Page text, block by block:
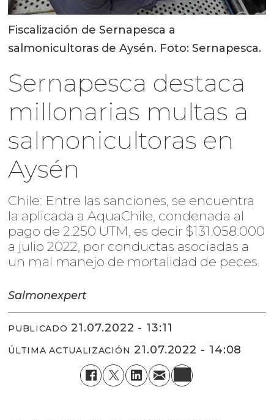
Fiscalización de Sernapesca a
salmonicultoras de Aysén. Foto: Sernapesca.
Sernapesca destaca
millonarias multas a
salmonicultoras en
Aysén
Chile: Entre las sanciones, se encuentra
la aplicada a AquaChile, condenada al
pago de 2.250 UTM, es decir $131.058.000
a julio 2022, por conductas asociadas a
un mal manejo de mortalidad de peces.
Salmonexpert
PUBLICADO 21.07.2022 - 13:11
ÚLTIMA ACTUALIZACIÓN 21.07.2022 - 14:08